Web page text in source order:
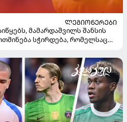
ᲚᲔᲒᲘᲝᲜᲔᲠᲔᲑᲘ
მამარდაშვილს შანსის
სჭირდება, რომელსაც